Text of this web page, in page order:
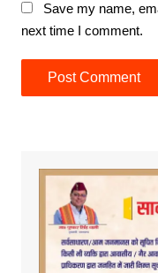
Save my name,
next time I comment.